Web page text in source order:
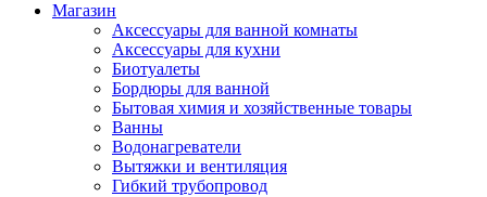
Магазин
Аксессуары для ванной комнаты
Аксессуары для кухни
Биотуалеты
Бордюры для ванной
Бытовая химия и хозяйственные товары
Ванны
Водонагреватели
Вытяжки и вентиляция
Гибкий трубопровод